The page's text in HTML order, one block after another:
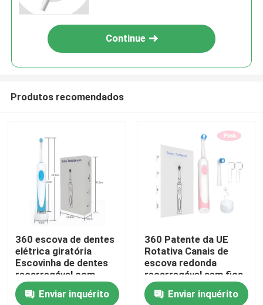
Para casa
Produtos
Continue
Produtos recomendados
360 escova de dentes
elétrica giratória
Escovinha de dentes
recarregável com
escova redonda
Enviar inquérito
360 Patente da UE
Rotativa Canais de
escova redonda
recarregável sem fios
Escova de dentes
elétricaEnviar inquérito